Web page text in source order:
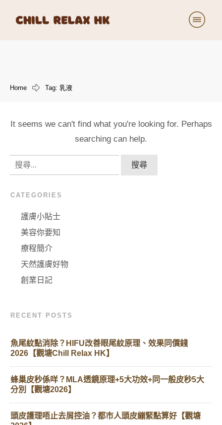
加入我們
Home Tag: 乳液
It seems we can't find what you're looking for. Perhaps
searching can help.
搜
尋
CATEGORIES
護膚小貼士
美容你要知
療程簡介
天然護膚好物
創業日記
RECENT POSTS
魚尾紋點消除？HIFU改善眼尾紋原理、效果同價錢
2026【觀塘Chill Relax HK】
蜂巢皮秒係咩？MLA透鏡原理+5大功效+同一般皮秒5大
分別【觀塘2026】
頭皮護理唔止去屑控油？都市人頭皮繃緊點算好【觀塘